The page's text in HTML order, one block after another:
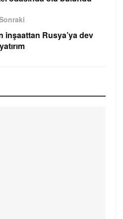
inşaattan Rusya’ya dev
yatırım